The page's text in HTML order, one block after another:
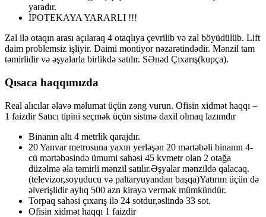
yaradır.
İPOTEKAYA YARARLI !!!
Zal ilə otaqın arası açılaraq 4 otaqlıya çevrilib və zal böyüdülüb. Lift
daim problemsiz işliyir. Daimi montiyor nəzarətindədir. Mənzil tam
təmirlidir və əşyalarla birlikdə satılır. SƏnəd Çıxarış(kupça).
Qısaca haqqımızda
Real alıcılar əlavə məlumat üçün zəng vurun. Ofisin xidmət haqqı –
1 faizdir Satıcı tipini seçmək üçün sistmə daxil olmaq lazımdır
Binanın altı 4 metrlik qarajdır.
20 Yanvar metrosuna yaxın yerləşən 20 mərtəbəli binanın 4-
cü mərtəbəsində ümumi sahəsi 45 kvmetr olan 2 otağa
düzəlmə əla təmirli mənzil satılır.Əşyalar mənzildə qalacaq.
(televizor,soyuducu və paltaryuyandan başqa)Yatırım üçün də
əlverişlidir aylıq 500 azn kirayə vermək mümkündür.
Torpaq sahəsi çıxarış ilə 24 sotdur,əslində 33 sot.
Ofisin xidmət haqqı 1 faizdir